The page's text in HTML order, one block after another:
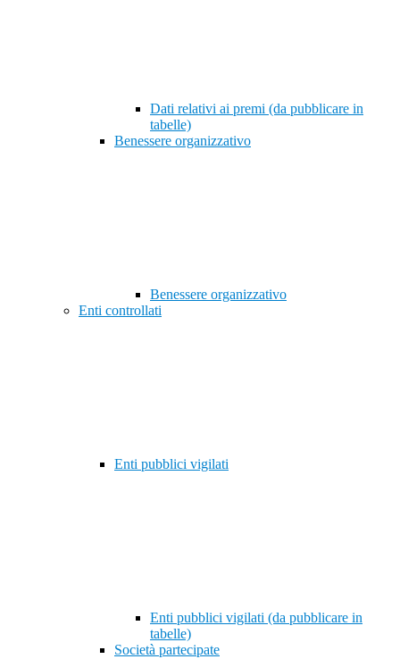
Dati relativi ai premi (da pubblicare in
tabelle)
Benessere organizzativo
Benessere organizzativo
Enti controllati
Enti pubblici vigilati
Enti pubblici vigilati (da pubblicare in
tabelle)
Società partecipate